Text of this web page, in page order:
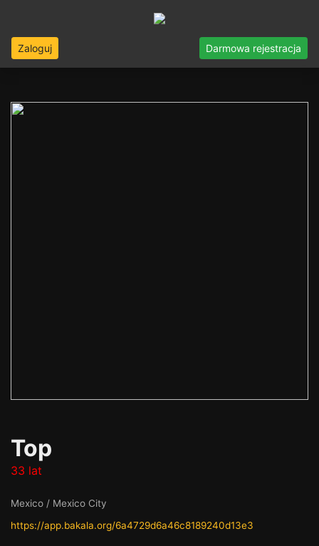
Zaloguj Darmowa rejestracja
Top
33 lat
Mexico / Mexico City
https://app.bakala.org/6a4729d6a46c8189240d13e3